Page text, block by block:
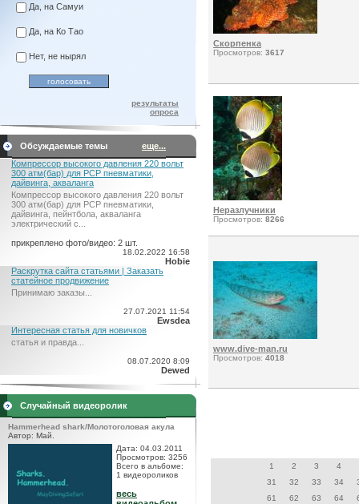
Да, на Самуи
Да, на Ко Тао
Нет, не нырял
результаты
опроса
Обсуждаемые темы
еще...
Компрессор высокого давления 220 вольт
300 атм(бар) для PCP пневматики,
дайвинга, акваланга
Компрессор высокого давления 220 вольт
300 атм(бар) для PCP пневматики,
дайвинга, пейнтбола, акваланга
электрический c...
прикреплено фото/видео: 2 шт.
18.02.2022 16:58
Hobie
Раскрутка сайта статьями | Заказать
статейное продвижение
Принимаю заказы...
27.07.2021 11:54
Ewsdea
Интересная статья для новичков
статья и правда...
08.07.2020 8:09
Dewed
Случайный видеоролик
Hammerhead shark/Молотоголовая акула
Автор: Май.
Дата: 04.03.2011
Просмотров: 3256
Всего в альбоме:
1 видеороликов
весь
Скорпенка
Просмотров: 3617
Неразлучники
Просмотров: 8266
www.dive-man.ru
Просмотров: 4018
1 2 3
4
31
32 33 34
61
62 63 64